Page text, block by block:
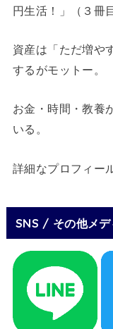
円生活！」（３冊
資産は「ただ増や
するがモットー。
お金・時間・教養
いる。
詳細なプロフィー
SNS / その他メデ